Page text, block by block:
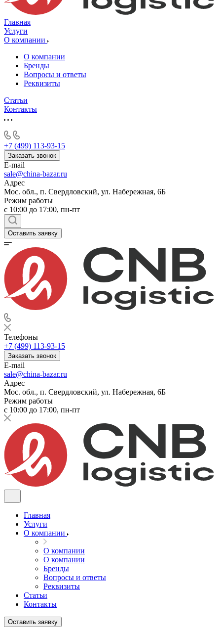
Главная
Услуги
О компании
О компании
Бренды
Вопросы и ответы
Реквизиты
Статьи
Контакты
+7 (499) 113-93-15
Заказать звонок
E-mail
sale@china-bazar.ru
Адрес
Мос. обл., п. Свердловский, ул. Набережная, 6Б
Режим работы
c 10:00 до 17:00, пн-пт
Оставить заявку
Телефоны
+7 (499) 113-93-15
Заказать звонок
E-mail
sale@china-bazar.ru
Адрес
Мос. обл., п. Свердловский, ул. Набережная, 6Б
Режим работы
c 10:00 до 17:00, пн-пт
Главная
Услуги
О компании
О компании
О компании
Бренды
Вопросы и ответы
Реквизиты
Статьи
Контакты
Оставить заявку